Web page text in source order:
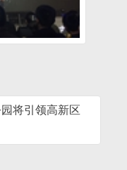
将引领高新区